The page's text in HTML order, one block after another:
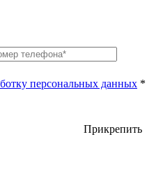
персональных данных *
Прикрепить